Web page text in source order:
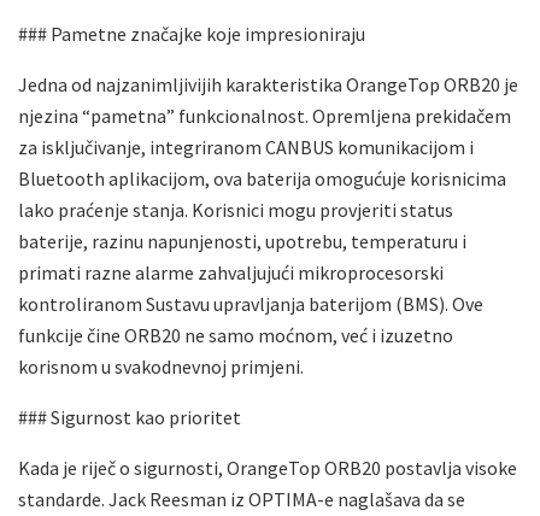
### Pametne značajke koje impresioniraju
Jedna od najzanimljivijih karakteristika OrangeTop ORB20 je
njezina “pametna” funkcionalnost. Opremljena prekidačem
za isključivanje, integriranom CANBUS komunikacijom i
Bluetooth aplikacijom, ova baterija omogućuje korisnicima
lako praćenje stanja. Korisnici mogu provjeriti status
baterije, razinu napunjenosti, upotrebu, temperaturu i
primati razne alarme zahvaljujući mikroprocesorski
kontroliranom Sustavu upravljanja baterijom (BMS). Ove
funkcije čine ORB20 ne samo moćnom, već i izuzetno
korisnom u svakodnevnoj primjeni.
### Sigurnost kao prioritet
Kada je riječ o sigurnosti, OrangeTop ORB20 postavlja visoke
standarde. Jack Reesman iz OPTIMA-e naglašava da se